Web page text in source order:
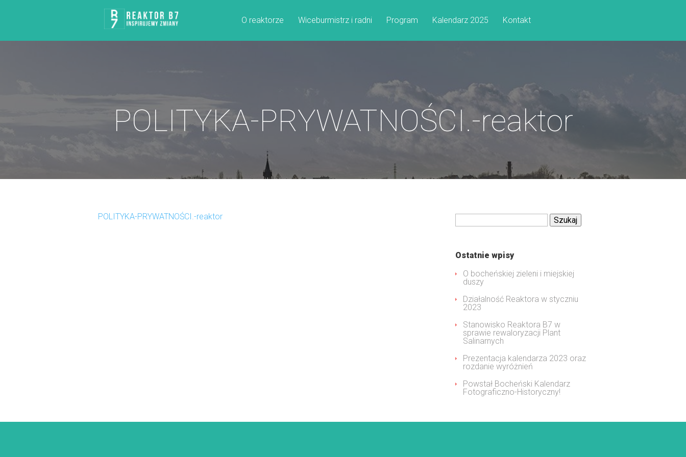
O reaktorze Wiceburmistrz i radni Program Kalendarz 2025 Kontakt
POLITYKA-PRYWATNOŚCI.-reaktor
POLITYKA-PRYWATNOŚCI.-reaktor Szukaj:
Ostatnie wpisy
O bocheńskiej zieleni i miejskiej
duszy
Działalność Reaktora w styczniu
2023
Stanowisko Reaktora B7 w
sprawie rewaloryzacji Plant
Salinarnych
Prezentacja kalendarza 2023 oraz
rozdanie wyróżnień
Powstał Bocheński Kalendarz
Fotograficzno-Historyczny!